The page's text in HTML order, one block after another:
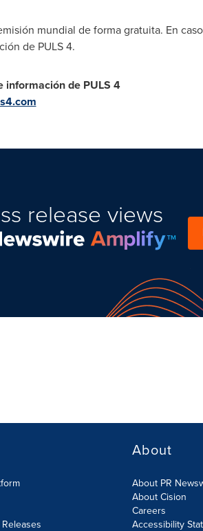
mundial de forma gratuita. En
de PULS 4.
información de PULS 4
release views
About
About PR
About Cision
Careers
Accessibility